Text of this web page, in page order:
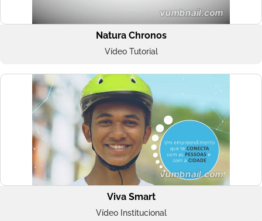
Natura Chronos
Vídeo Tutorial
Viva Smart
Vídeo Institucional